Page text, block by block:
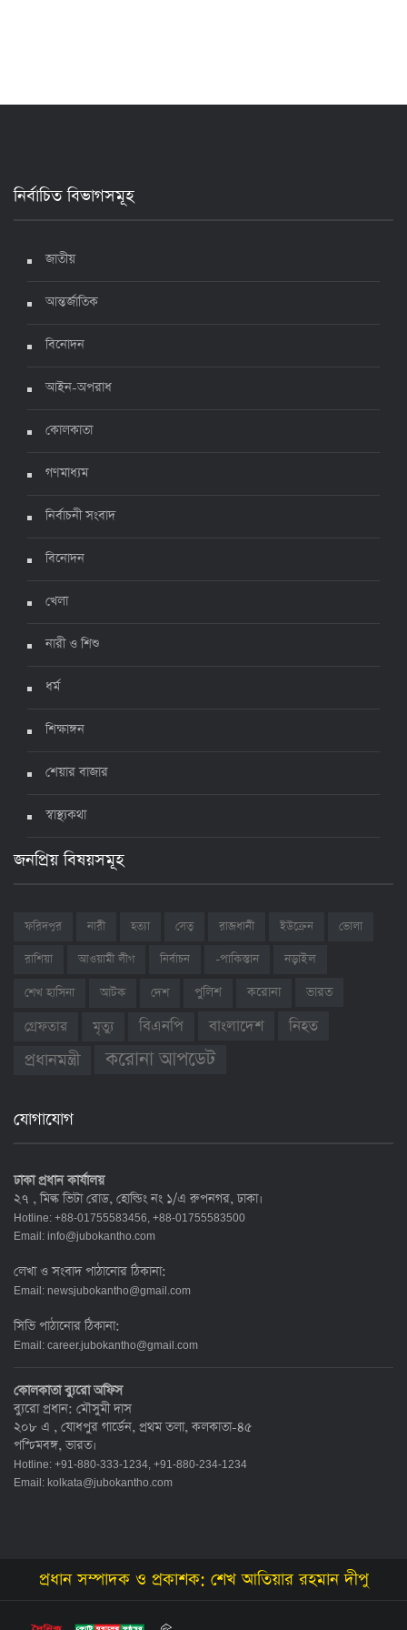
নির্বাচিত বিভাগসমূহ
জাতীয়
আন্তর্জাতিক
বিনোদন
আইন-অপরাধ
কোলকাতা
গণমাধ্যম
নির্বাচনী সংবাদ
বিনোদন
খেলা
নারী ও শিশু
ধর্ম
শিক্ষাঙ্গন
শেয়ার বাজার
স্বাস্থ্যকথা
জনপ্রিয় বিষয়সমূহ
ফরিদপুর নারী হত্যা সেতু রাজধানী ইউক্রেন
ভোলা
রাশিয়া
আওয়ামী লীগ নির্বাচন -পাকিস্তান নড়াইল
শেখ হাসিনা আটক দেশ পুলিশ করোনা
ভারত
গ্রেফতার
মৃত্যু বিএনপি বাংলাদেশ নিহত
প্রধানমন্ত্রী করোনা আপডেট
যোগাযোগ
ঢাকা প্রধান কার্যালয়
২৭ , মিল্ক ভিটা রোড, হোল্ডিং নং ১/এ রুপনগর, ঢাকা।
Hotline: +88-01755583456, +88-01755583500
Email: info@jubokantho.com
লেখা ও সংবাদ পাঠানোর ঠিকানা:
Email: newsjubokantho@gmail.com
সিভি পাঠানোর ঠিকানা:
Email: career.jubokantho@gmail.com
কোলকাতা ব্যুরো অফিস
ব্যুরো প্রধান: মৌসুমী দাস
২০৮ এ , যোধপুর গার্ডেন, প্রথম তলা, কলকাতা-৪৫
পশ্চিমবঙ্গ, ভারত।
Hotline: +91-880-333-1234, +91-880-234-1234
Email: kolkata@jubokantho.com
প্রধান সম্পাদক ও প্রকাশক: শেখ আতিয়ার রহমান দীপু